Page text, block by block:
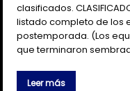
clasificados.
listado completo de los
postemporada. (Los
que terminaron
Leer más